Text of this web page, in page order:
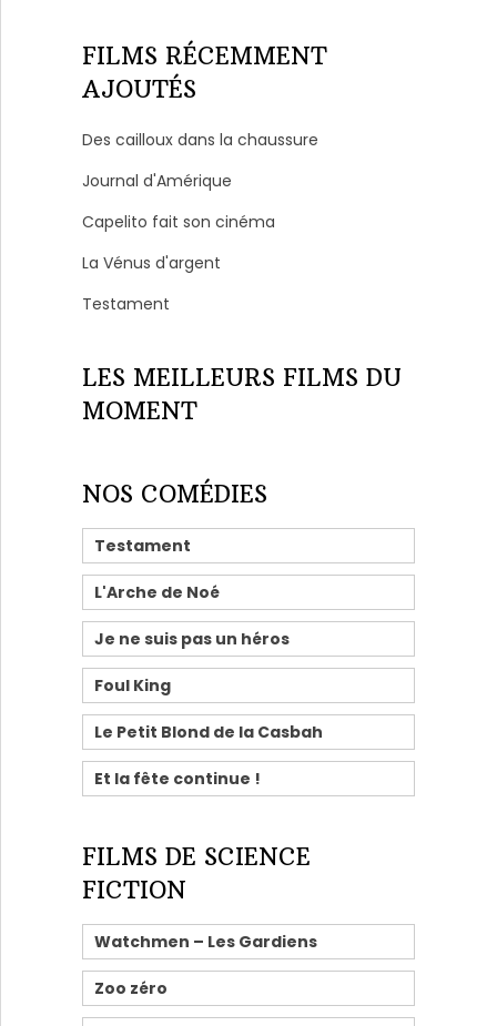
FILMS RÉCEMMENT
AJOUTÉS
Des cailloux dans la chaussure
Journal d'Amérique
Capelito fait son cinéma
La Vénus d'argent
Testament
LES MEILLEURS FILMS DU
MOMENT
NOS COMÉDIES
Testament
L'Arche de Noé
Je ne suis pas un héros
Foul King
Le Petit Blond de la Casbah
Et la fête continue !
FILMS DE SCIENCE
FICTION
Watchmen – Les Gardiens
Zoo zéro